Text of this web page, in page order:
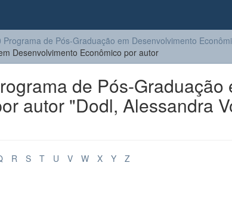
de Pós-Graduação em Desenvolvimento
Desenvolvimento Econômico por autor
de Pós-Graduação
autor "Dodl, Alessandra
R S T U V W X Y Z